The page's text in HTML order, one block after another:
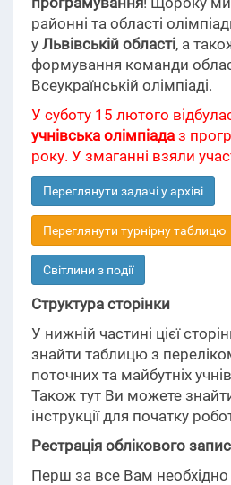
районні та області
у Львівській області, а
формування команди
Всеукраїнській олімпіаді.
У суботу 15 лютого
учнівська олімпіада з
року. У змаганні взяли
Переглянути задачі у архіві
Переглянути турнірну таблицю
Світлини з події
Структура сторінки
У нижній частині цієї
знайти таблицю з
поточних та майбутніх
Також тут Ви можете
інструкції для початку
Рестрація облікового
Перш за все Вам необхідно